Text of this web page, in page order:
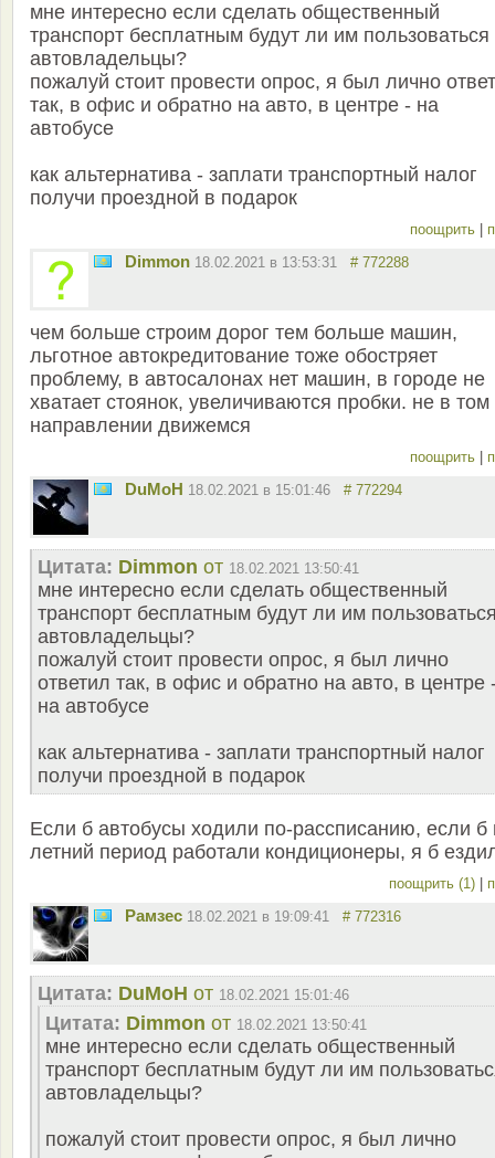
мне интересно если сделать общественный
транспорт бесплатным будут ли им пользоваться
автовладельцы?
пожалуй стоит провести опрос, я был лично
так, в офис и обратно на авто, в центре - на
автобусе
как альтернатива - заплати транспортный налог
получи проездной в подарок
поощрить
Dimmon 18.02.2021 в 13:53:31 # 772288
чем больше строим дорог тем больше машин,
льготное автокредитование тоже обостряет
проблему, в автосалонах нет машин, в городе не
хватает стоянок, увеличиваются пробки. не в том
направлении движемся
поощрить
DuMoH 18.02.2021 в 15:01:46 # 772294
Цитата: Dimmon от 18.02.2021 13:50:41
мне интересно если сделать общественный
транспорт бесплатным будут ли им
автовладельцы?
пожалуй стоит провести опрос, я был лично
ответил так, в офис и обратно на авто, в центре
на автобусе
как альтернатива - заплати транспортный налог
получи проездной в подарок
Если б автобусы ходили по-рассписанию, если б
летний период работали кондиционеры, я б
поощрить (1)
Рамзес 18.02.2021 в 19:09:41 # 772316
Цитата: DuMoH от 18.02.2021 15:01:46
Цитата: Dimmon от 18.02.2021 13:50:41
мне интересно если сделать общественный
транспорт бесплатным будут ли им
автовладельцы?
пожалуй стоит провести опрос, я был лично